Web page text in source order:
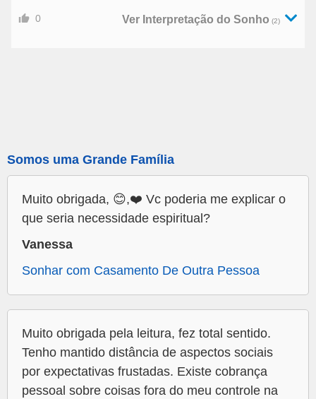
0 Ver Interpretação do Sonho (2)
Somos uma Grande Família
Muito obrigada, 😊,❤️ Vc poderia me explicar o
que seria necessidade espiritual?
Vanessa
Sonhar com Casamento De Outra Pessoa
Muito obrigada pela leitura, fez total sentido.
Tenho mantido distância de aspectos sociais
por expectativas frustadas. Existe cobrança
pessoal sobre coisas fora do meu controle na